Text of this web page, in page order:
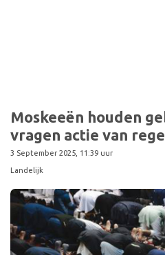
Moskeeën houden
vragen actie van
3 September 2025, 11:39 uur
Landelijk